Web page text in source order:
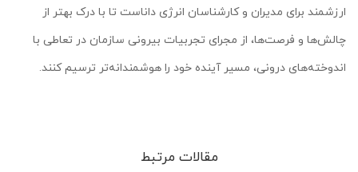
ارزشمند برای مدیران و کارشناسان انرژی داناست تا با درک بهتر از
چالش‌ها و فرصت‌ها، از مجرای تجربیات بیرونی سازمان در تعاطی با
اندوخته‌های درونی، مسیر آینده خود را هوشمندانه‌تر ترسیم کنند.
مقالات مرتبط